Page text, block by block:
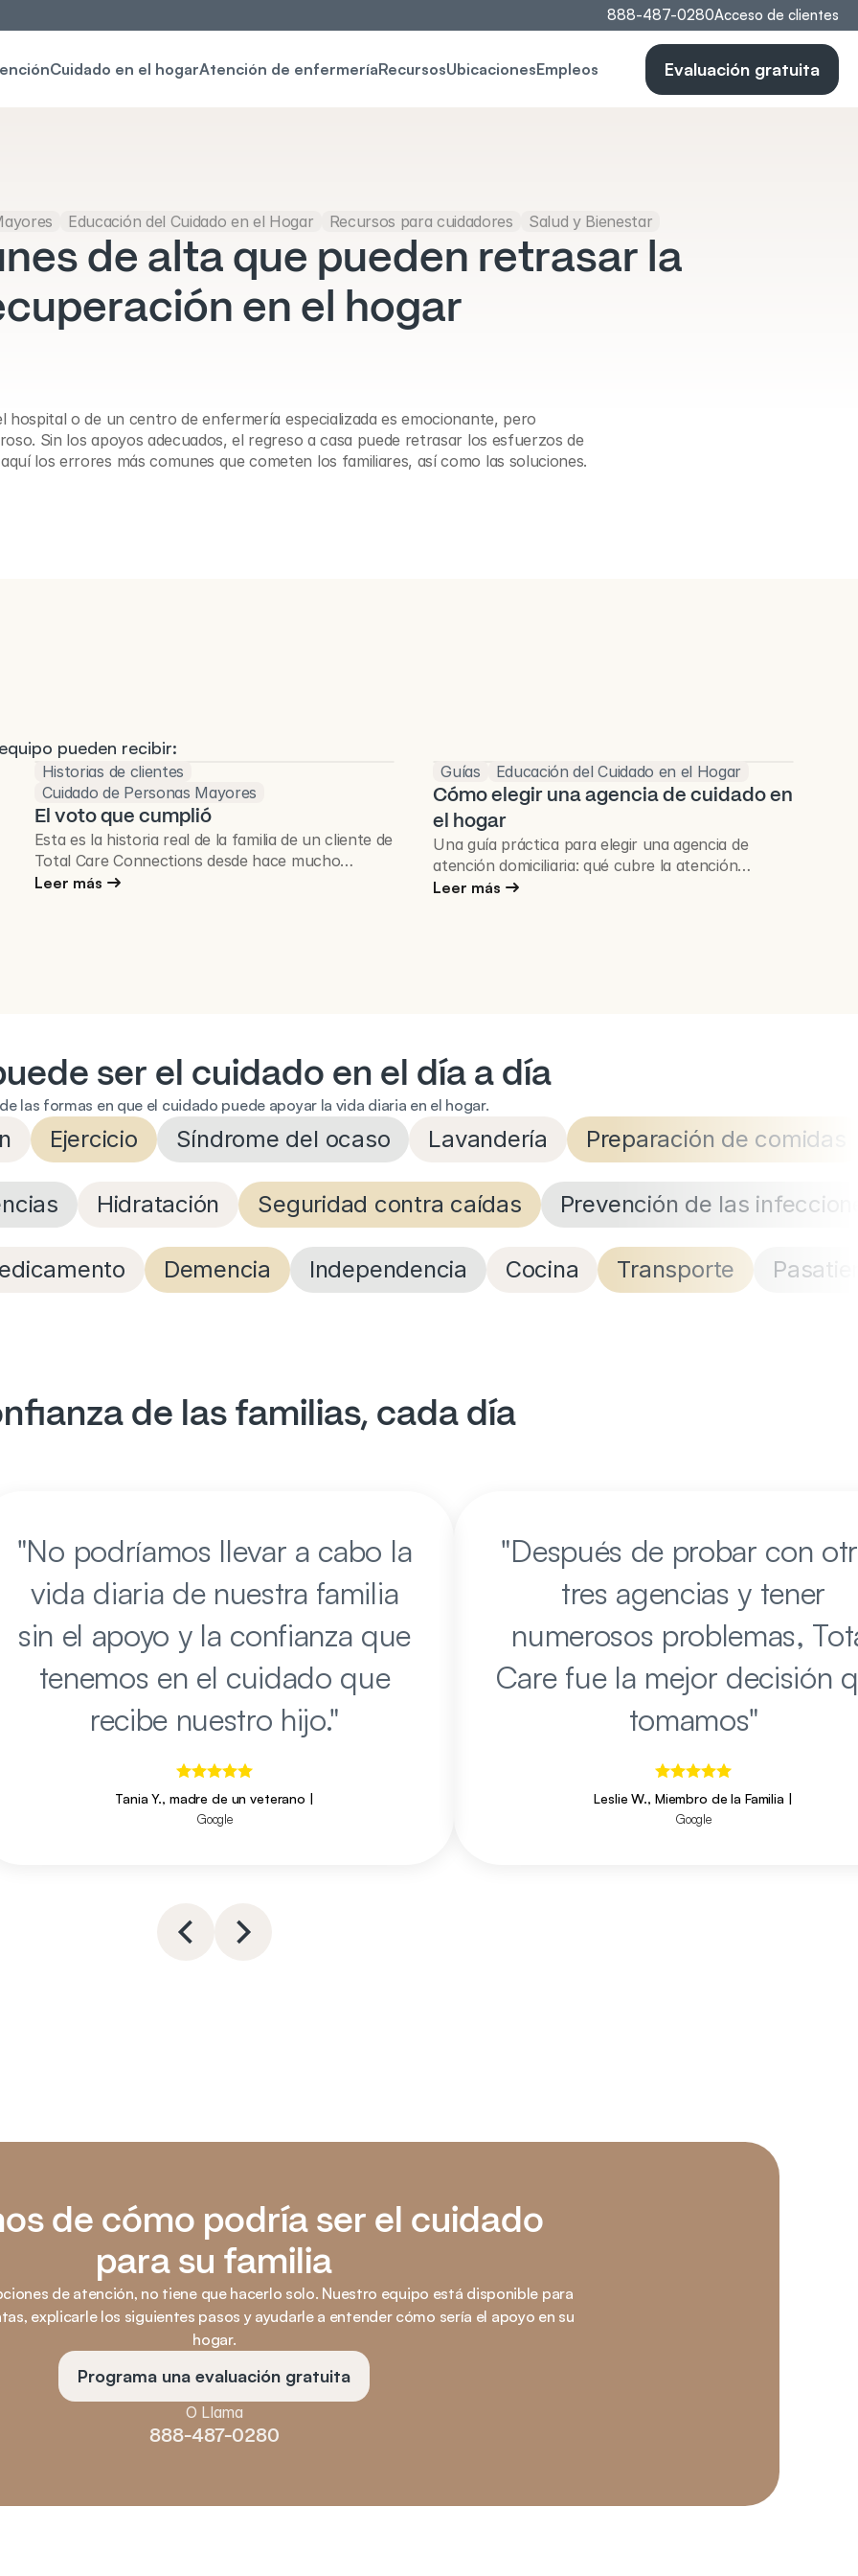
888-487-0280Acceso de clientes
Cuidado en el hogarAtención de enfermeríaRecursosUbicacionesEmpleos Evaluación gratuita
Educación del Cuidado en el Hogar Recursos para cuidadores Salud y Bienestar
de alta que pueden retrasar la
en el hogar
hospital o de un centro de enfermería especializada es emocionante, pero
Sin los apoyos adecuados, el regreso a casa puede retrasar los esfuerzos de
los errores más comunes que cometen los familiares, así como las soluciones.
pueden recibir:
Historias de clientes
Cuidado de Personas Mayores
El voto que cumplió
Esta es la historia real de la familia de un cliente de
Total Care Connections desde hace mucho
tiempo. Hemos recibido permiso para compartir su
Leer más
Guías Educación del Cuidado en el Hogar
Cómo elegir una agencia de cuidado en
el hogar
Una guía práctica para elegir una agencia de
atención domiciliaria: qué cubre la atención
domiciliaria, cuánto cuesta, cómo reducir su lista y
Leer más
ser el cuidado en el día a día
las formas en que el cuidado puede apoyar la vida diaria en el hogar.
Ejercicio Síndrome del ocaso Lavandería Preparación de comidas
Hidratación Seguridad contra caídas Prevención de las
Demencia Independencia Cocina Transporte
de las familias, cada día
"No podríamos llevar a cabo la
vida diaria de nuestra familia
sin el apoyo y la confianza que
tenemos en el cuidado que
recibe nuestro hijo."
Tania Y., madre de un veterano |
Google
"Después de probar con
tres agencias y tener
numerosos problemas,
Care fue la mejor decisión
tomamos"
Leslie W., Miembro de la Familia |
Google
de cómo podría ser el cuidado
para su familia
de atención, no tiene que hacerlo solo. Nuestro equipo está disponible para
explicarle los siguientes pasos y ayudarle a entender cómo sería el apoyo en su
hogar.
Programa una evaluación gratuita
O Llama
888-487-0280